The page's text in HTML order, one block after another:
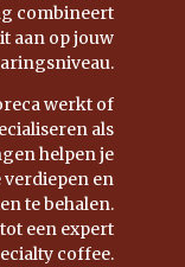
combineert
aan op jouw
werkt of
als
helpen je
verdiepen en
te behalen.
een expert
coffee.